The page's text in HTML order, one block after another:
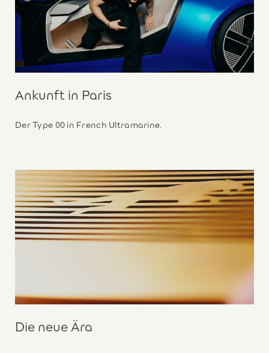
Ankunft in Paris
Der Type 00 in French Ultramarine.
Die neue Ära